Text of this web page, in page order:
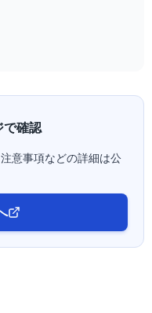
で確認
意事項などの詳細は公